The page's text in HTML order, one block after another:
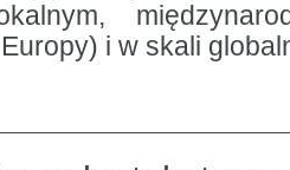
i w skali